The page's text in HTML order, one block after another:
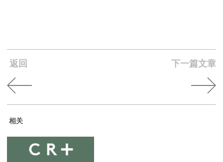
返回 下一篇文章
相关